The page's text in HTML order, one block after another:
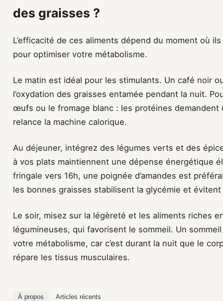
des graisses ?
L’efficacité de ces aliments dépend du moment où
pour optimiser votre métabolisme.
Le matin est idéal pour les stimulants. Un café noir
l’oxydation des graisses entamée pendant la nuit.
œufs ou le fromage blanc : les protéines
relance la machine calorique.
Au déjeuner, intégrez des légumes verts et des
à vos plats maintiennent une dépense énergétique
fringale vers 16h, une poignée d’amandes est
les bonnes graisses stabilisent la glycémie et
Le soir, misez sur la légèreté et les aliments riches
légumineuses, qui favorisent le sommeil. Un
votre métabolisme, car c’est durant la nuit que le
répare les tissus musculaires.
À propos Articles récents